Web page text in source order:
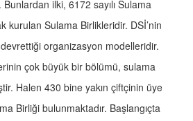
ilki, 6172 sayılı Sulama
kurulan Sulama Birlikleridir. DSİ’nin
organizasyon modelleridir.
çok büyük bir bölümü, sulama
Halen 430 bine yakın çiftçinin üye
Birliği bulunmaktadır. Başlangıçta